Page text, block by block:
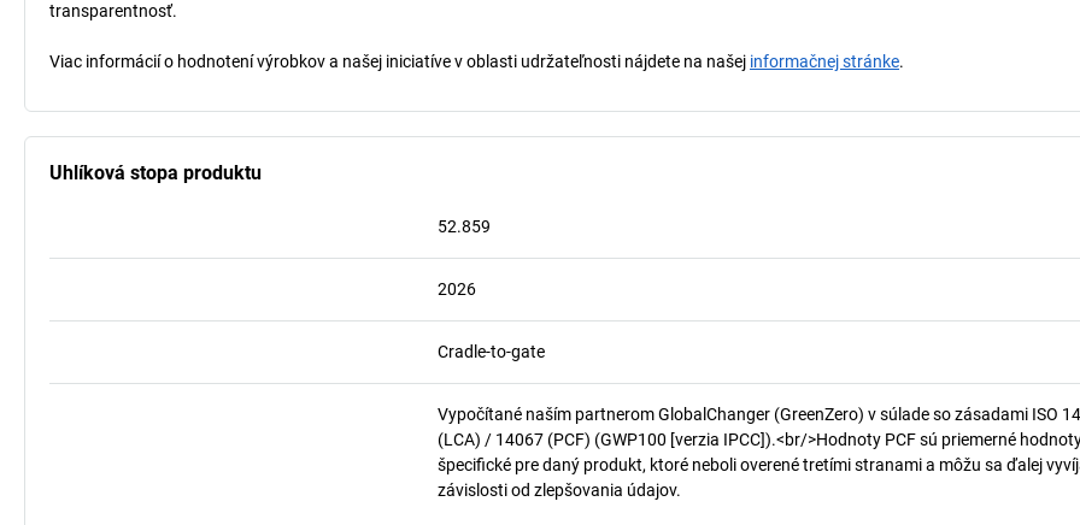
transparentnosť.
Viac informácií o hodnotení výrobkov a našej iniciatíve v oblasti udržateľnosti nájdete na našej informačnej stránke.
Uhlíková stopa produktu
52.859
2026
Cradle-to-gate
Vypočítané naším partnerom GlobalChanger (GreenZero) v súlade so zásadami ISO
(LCA) / 14067 (PCF) (GWP100 [verzia IPCC]).<br/>Hodnoty PCF sú priemerné
špecifické pre daný produkt, ktoré neboli overené tretími stranami a môžu sa ďalej
závislosti od zlepšovania údajov.